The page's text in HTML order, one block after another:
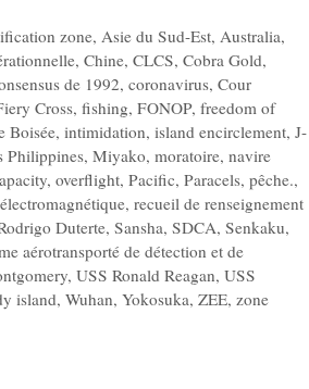
zone,Asie du Sud-Est,Australia,
, Chine, CLCS, Cobra Gold,
de 1992, coronavirus, Cour
Cross, fishing, FONOP, freedom of
Boisée, intimidation, island encirclement, J-
Philippines, Miyako, moratoire, navire
, overflight, Pacific, Paracels, pêche.,
, recueil de renseignement
Duterte, Sansha, SDCA, Senkaku,
aérotransporté de détection et de
, USS Ronald Reagan, USS
island, Wuhan, Yokosuka, ZEE, zone